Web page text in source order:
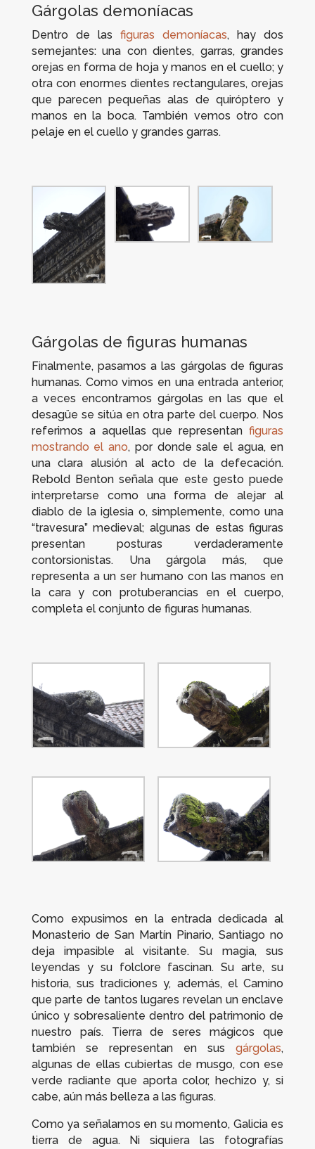
Gárgolas demoníacas
Dentro de las figuras demoníacas, hay dos
semejantes: una con dientes, garras, grandes
orejas en forma de hoja y manos en el cuello; y
otra con enormes dientes rectangulares, orejas
que parecen pequeñas alas de quiróptero y
manos en la boca. También vemos otro con
pelaje en el cuello y grandes garras.
Gárgolas de figuras humanas
Finalmente, pasamos a las gárgolas de figuras
humanas. Como vimos en una entrada anterior,
a veces encontramos gárgolas en las que el
desagüe se sitúa en otra parte del cuerpo. Nos
referimos a aquellas que representanfiguras
mostrando el ano, por donde sale el agua, en
una clara alusión al acto de la defecación.
Rebold Benton señala que este gesto puede
interpretarse como una forma de alejar al
diablo de la iglesia o, simplemente, como una
“travesura” medieval; algunas de estas figuras
presentan posturas verdaderamente
contorsionistas. Una gárgola más, que
representa a un ser humano con las manos en
la cara y con protuberancias en el cuerpo,
completa el conjunto de figuras humanas.
Como expusimos en la entrada dedicada al
Monasterio de San Martín Pinario, Santiago no
deja impasible al visitante. Su magia, sus
leyendas y su folclore fascinan. Su arte, su
historia, sus tradiciones y, además, el Camino
que parte de tantos lugares revelan un enclave
único y sobresaliente dentro del patrimonio de
nuestro país. Tierra de seres mágicos que
también se representan en susgárgolas,
algunas de ellas cubiertas de musgo, con ese
verde radiante que aporta color, hechizo y, si
cabe, aún más belleza a las figuras.
Como ya señalamos en su momento, Galicia es
tierra de agua. Ni siquiera las fotografías